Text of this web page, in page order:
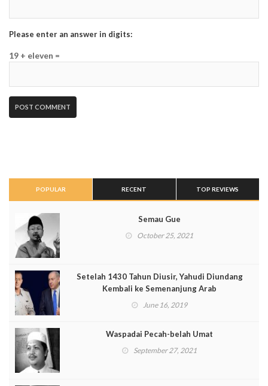
Please enter an answer in digits:
19 + eleven =
POPULAR RECENT TOP REVIEWS
Semau Gue
October 25, 2021
Setelah 1430 Tahun Diusir, Yahudi Diundang
Kembali ke Semenanjung Arab
June 16, 2019
Waspadai Pecah-belah Umat
September 27, 2021